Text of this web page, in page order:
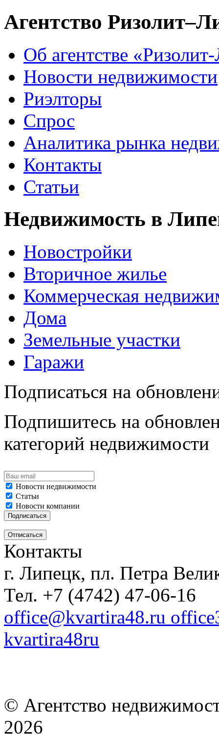
Агентство
Об агентстве
Новости недвижимости
Риэлторы
Спрос
Аналитика рынка
Контакты
Статьи
Недвижимость в
Новостройки
Вторичное жилье
Коммерческая
Дома
Земельные участки
Гаражи
Подписаться на
Подпишитесь на
категорий недвижимости
Новости недвижимости
Статьи
Новости компании
Контакты
г. Липецк, пл. Петра
Тел. +7 (4742) 47-06-16
office@kvartira48.ru
kvartira48ru
© Агентство
2026